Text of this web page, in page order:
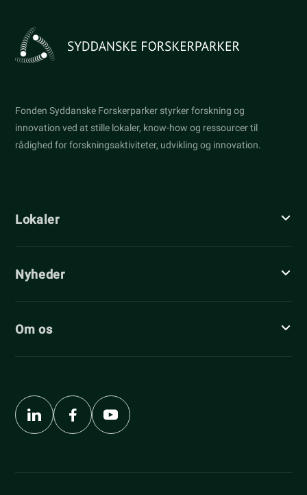
Fonden Syddanske Forskerparker styrker forskning og
innovation ved at stille lokaler, know-how og ressourcer til
rådighed for forskningsaktiviteter, udvikling og innovation.
Lokaler
Nyheder
Om os